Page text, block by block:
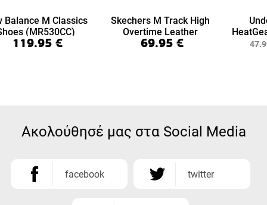
Balance M Classics
(MR530CC)
119.95 €
Skechers M Track High
Overtime Leather
(999894-BBK)
69.95 €
7/8
Ακολούθησέ μας στα Social Media
facebook twitter